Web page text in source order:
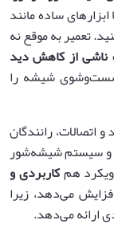
ساده مانند
تعمیر به موقع نه
ناشی از کاهش دید
شیشه را
اتصالات، رانندگان
و سیستم شیشه‌شور
همکاربردی و
می‌دهد، زیرا
ارائه می‌دهد.